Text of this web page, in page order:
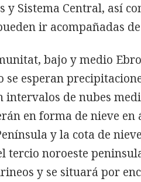
y Sistema Central, así
ir acompañadas
bajo y medio
se esperan
intervalos de nubes
en forma de nieve en
y la cota de
tercio noroeste
y se situará por